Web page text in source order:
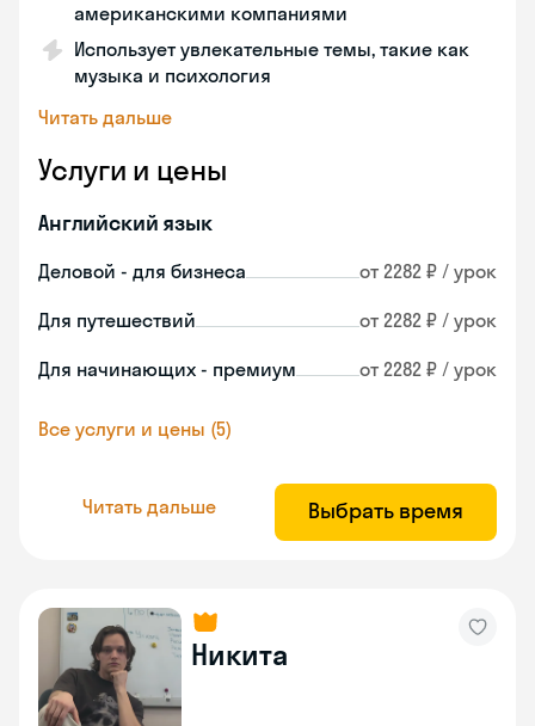
американскими компаниями
Использует увлекательные темы, такие как
музыка и психология
Читать дальше
Услуги и цены
Английский язык
Деловой - для бизнеса от 2282 ₽ / урок
Для путешествий от 2282 ₽ / урок
Для начинающих - премиум от 2282 ₽ / урок
Все услуги и цены (5)
Читать дальше Выбрать время
Никита